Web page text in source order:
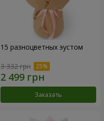
15 разноцветных эустом
3 332 грн
Заказать